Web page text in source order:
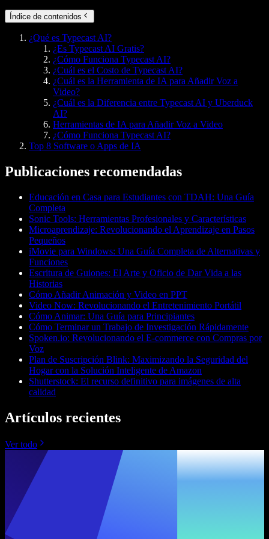
Índice de contenidos
¿Qué es Typecast AI?
¿Es Typecast AI Gratis?
¿Cómo Funciona Typecast AI?
¿Cuál es el Costo de Typecast AI?
¿Cuál es la Herramienta de IA para Añadir Voz a
Video?
¿Cuál es la Diferencia entre Typecast AI y Uberduck
AI?
Herramientas de IA para Añadir Voz a Video
¿Cómo Funciona Typecast AI?
Top 8 Software o Apps de IA
Publicaciones recomendadas
Educación en Casa para Estudiantes con TDAH: Una Guía
Completa
Sonic Tools: Herramientas Profesionales y Características
Microaprendizaje: Revolucionando el Aprendizaje en Pasos
Pequeños
iMovie para Windows: Una Guía Completa de Alternativas y
Funciones
Escritura de Guiones: El Arte y Oficio de Dar Vida a las
Historias
Cómo Añadir Animación y Video en PPT
Video Now: Revolucionando el Entretenimiento Portátil
Cómo Animar: Una Guía para Principiantes
Cómo Terminar un Trabajo de Investigación Rápidamente
Spoken.io: Revolucionando el E-commerce con Compras por
Voz
Plan de Suscripción Blink: Maximizando la Seguridad del
Hogar con la Solución Inteligente de Amazon
Shutterstock: El recurso definitivo para imágenes de alta
calidad
Artículos recientes
Ver todo